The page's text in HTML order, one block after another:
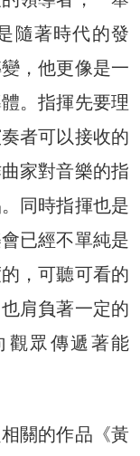
隨著時代的發
，他更像是一
。指揮先要理
者可以接收的
家對音樂的指
同時指揮也是
已經不單純是
，可聽可看的
肩負著一定的
觀眾傳遞著能
關的作品《黃